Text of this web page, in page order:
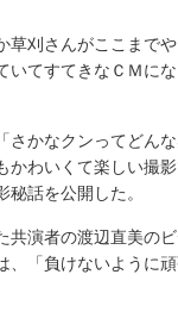
刈さんがここまで
てすてきなＣＭに
かなクンってどん
かわいくて楽しい撮
話を公開した。
演者の渡辺直美の
「負けないように